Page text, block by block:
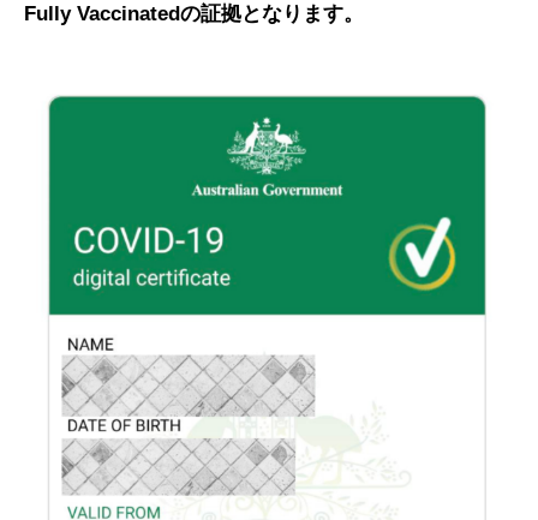
Fully Vaccinatedの証拠となります。